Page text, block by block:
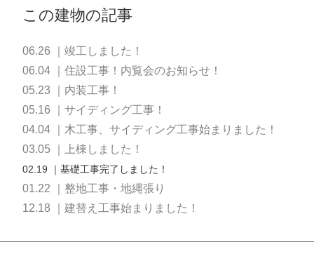
この建物の記事
06.26 ｜竣工しました！
06.04 ｜住設工事！内覧会のお知らせ！
05.23 ｜内装工事！
05.16 ｜サイディング工事！
04.04 ｜木工事、サイディング工事始まりました！
03.05 ｜上棟しました！
02.19 ｜基礎工事完了しました！
01.22 ｜整地工事・地縄張り
12.18 ｜建替え工事始まりました！